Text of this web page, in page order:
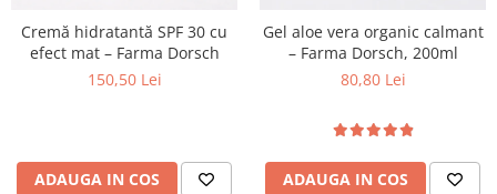
Cremă hidratantă SPF 30 cu
efect mat – Farma Dorsch
150,50 Lei
ADAUGA IN COS
Gel aloe vera organic calmant
– Farma Dorsch, 200ml
80,80 Lei
ADAUGA IN COS